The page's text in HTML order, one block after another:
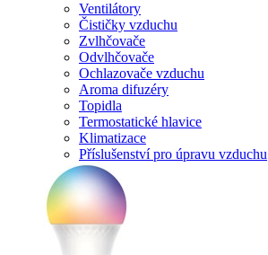
Ventilátory
Čističky vzduchu
Zvlhčovače
Odvlhčovače
Ochlazovače vzduchu
Aroma difuzéry
Topidla
Termostatické hlavice
Klimatizace
Příslušenství pro úpravu vzduchu